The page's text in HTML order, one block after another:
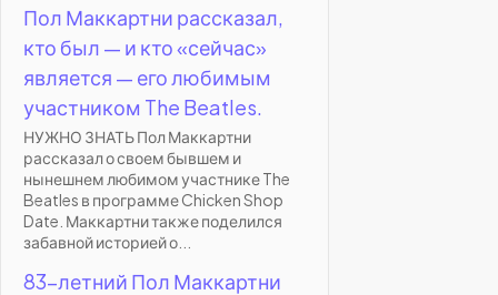
Пол Маккартни рассказал,
кто был — и кто «сейчас»
является — его любимым
участником The Beatles.
НУЖНО ЗНАТЬ Пол Маккартни
рассказал о своем бывшем и
нынешнем любимом участнике The
Beatles в программе Chicken Shop
Date. Маккартни также поделился
забавной историей о...
83-летний Пол Маккартни